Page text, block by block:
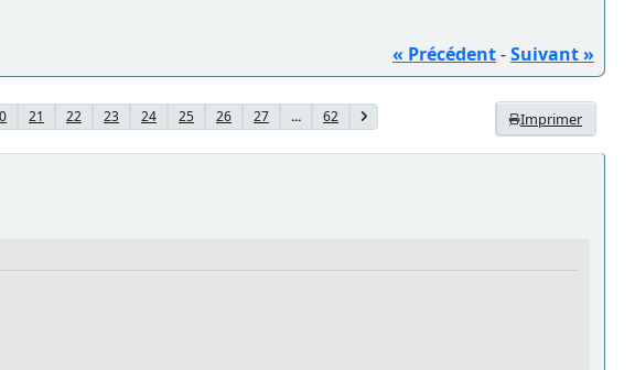
« Précédent-Suivant »
Imprimer
21 22 23 24 25 26 27 ... 62